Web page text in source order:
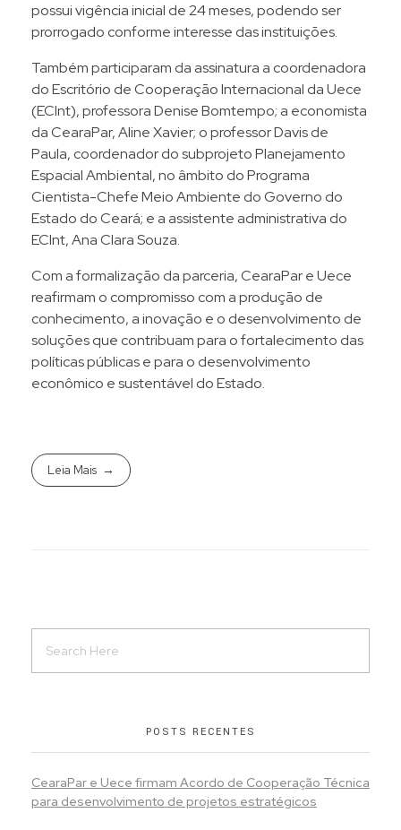
possui vigência inicial de 24 meses, podendo ser
prorrogado conforme interesse das instituições.
Também participaram da assinatura a coordenadora
do Escritório de Cooperação Internacional da Uece
(ECInt), professora Denise Bomtempo; a economista
da CearaPar, Aline Xavier; o professor Davis de
Paula, coordenador do subprojeto Planejamento
Espacial Ambiental, no âmbito do Programa
Cientista-Chefe Meio Ambiente do Governo do
Estado do Ceará; e a assistente administrativa do
ECInt, Ana Clara Souza.
Com a formalização da parceria, CearaPar e Uece
reafirmam o compromisso com a produção de
conhecimento, a inovação e o desenvolvimento de
soluções que contribuam para o fortalecimento das
políticas públicas e para o desenvolvimento
econômico e sustentável do Estado.
Leia Mais
POSTS RECENTES
CearaPar e Uece firmam Acordo de Cooperação Técnica
para desenvolvimento de projetos estratégicos